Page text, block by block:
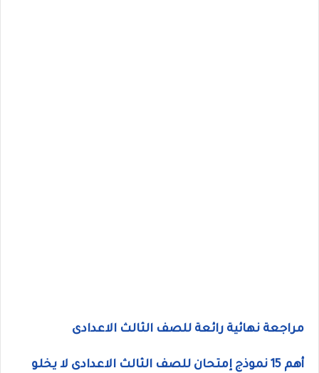
مراجعة نهائية رائعة للصف الثالث الاعدادى
أهم 15 نموذج إمتحان للصف الثالث الاعدادى لا يخلو